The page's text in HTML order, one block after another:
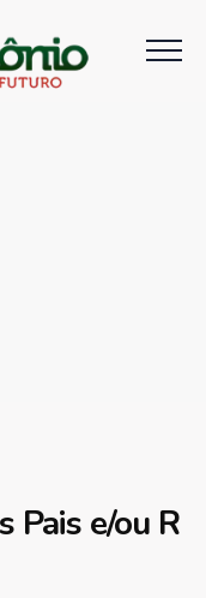
Pais e/ou R